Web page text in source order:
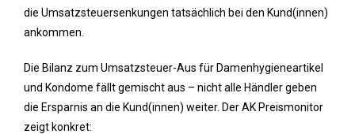
die Umsatzsteuersenkungen tatsächlich bei den Kund(innen)
ankommen.
Die Bilanz zum Umsatzsteuer-Aus für Damenhygieneartikel
und Kondome fällt gemischt aus – nicht alle Händler geben
die Ersparnis an die Kund(innen) weiter. Der AK Preismonitor
zeigt konkret: